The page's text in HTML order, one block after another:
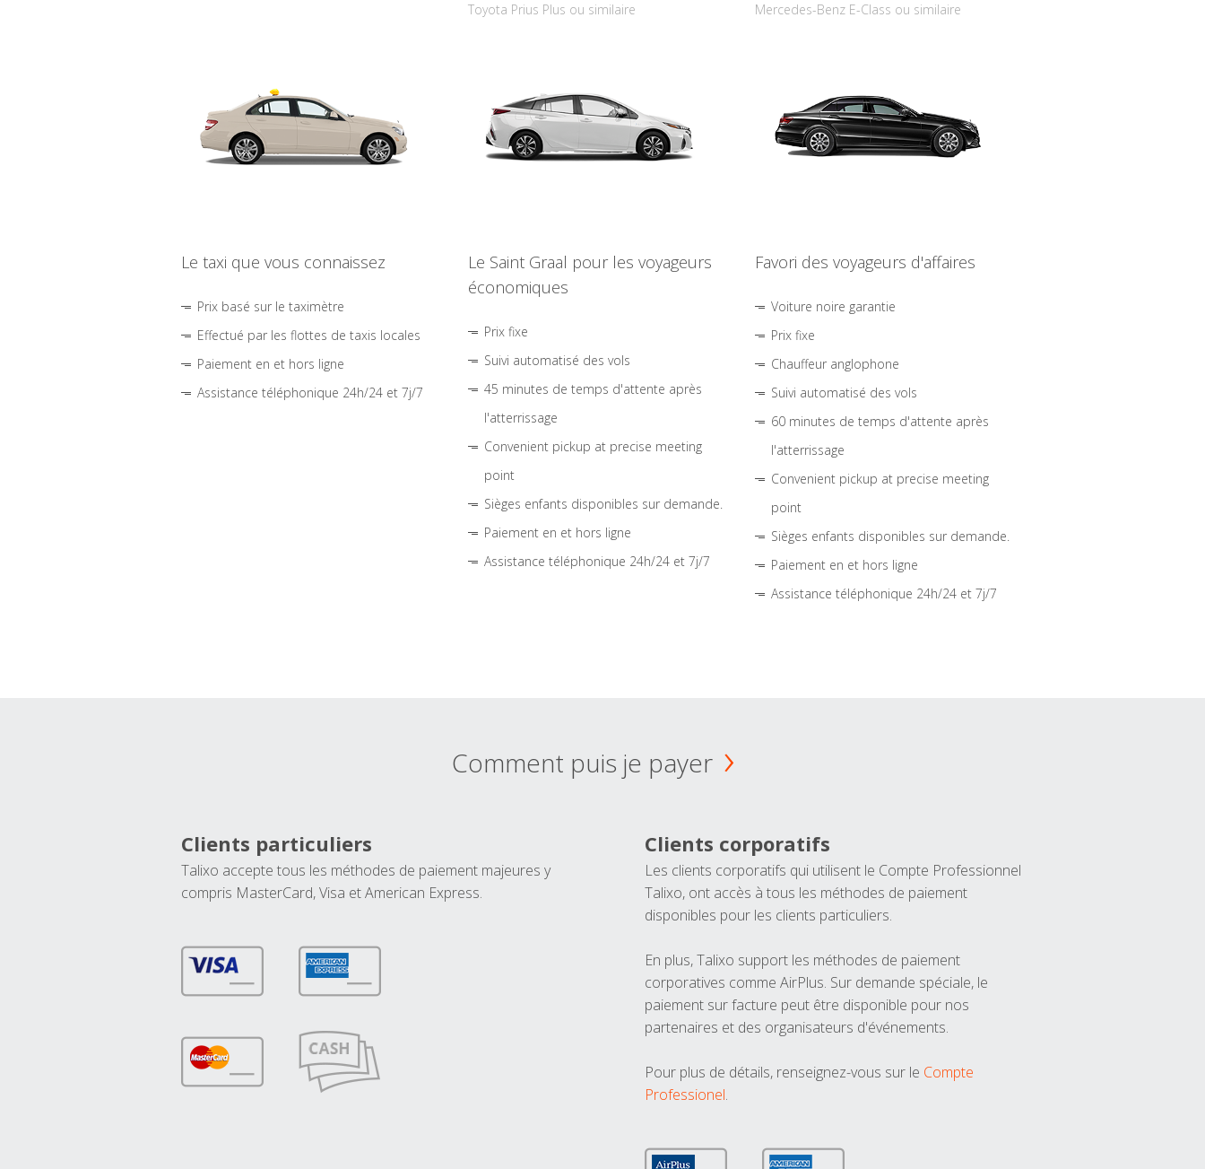
Le taxi que vous connaissez
Prix basé sur le taximètre
Effectué par les flottes de taxis locales
Paiement en et hors ligne
Assistance téléphonique 24h/24 et 7j/7
Toyota Prius Plus ou similaire
Le Saint Graal pour les voyageurs
économiques
Prix fixe
Suivi automatisé des vols
45 minutes de temps d'attente après
l'atterrissage
Convenient pickup at precise meeting
point
Sièges enfants disponibles sur demande.
Paiement en et hors ligne
Assistance téléphonique 24h/24 et 7j/7
Mercedes-Benz E-Class ou similaire
Favori des voyageurs d'affaires
Voiture noire garantie
Prix fixe
Chauffeur anglophone
Suivi automatisé des vols
60 minutes de temps d'attente après
l'atterrissage
Convenient pickup at precise meeting
point
Sièges enfants disponibles sur demande.
Paiement en et hors ligne
Assistance téléphonique 24h/24 et 7j/7
Comment puis je payer
Clients particuliers
Talixo accepte tous les méthodes de paiement majeures y
compris MasterCard, Visa et American Express.
Clients corporatifs
Les clients corporatifs qui utilisent le Compte Professionnel
Talixo, ont accès à tous les méthodes de paiement
disponibles pour les clients particuliers.
En plus, Talixo support les méthodes de paiement
corporatives comme AirPlus. Sur demande spéciale, le
paiement sur facture peut être disponible pour nos
partenaires et des organisateurs d'événements.
Pour plus de détails, renseignez-vous sur le Compte
Professionel.